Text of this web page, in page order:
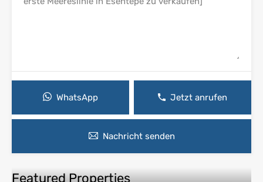
WhatsApp Jetzt anrufen
Nachricht senden
Featured Properties